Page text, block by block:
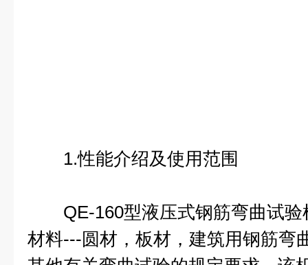
1.性能介绍及使用范围
QE-160型液压式钢筋弯曲试验
材料---圆材，板材，建筑用钢筋弯